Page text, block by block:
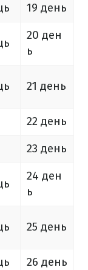
19 день
20 ден
ь
21 день
22 день
23 день
24 ден
ь
25 день
26 день